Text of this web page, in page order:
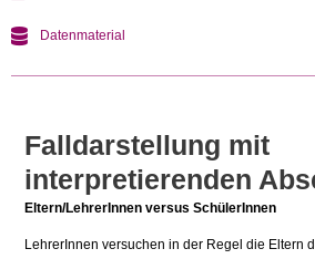
Datenmaterial
Falldarstellung mit
interpretierenden
Eltern/LehrerInnen versus SchülerInnen
LehrerInnen versuchen in der Regel die Eltern